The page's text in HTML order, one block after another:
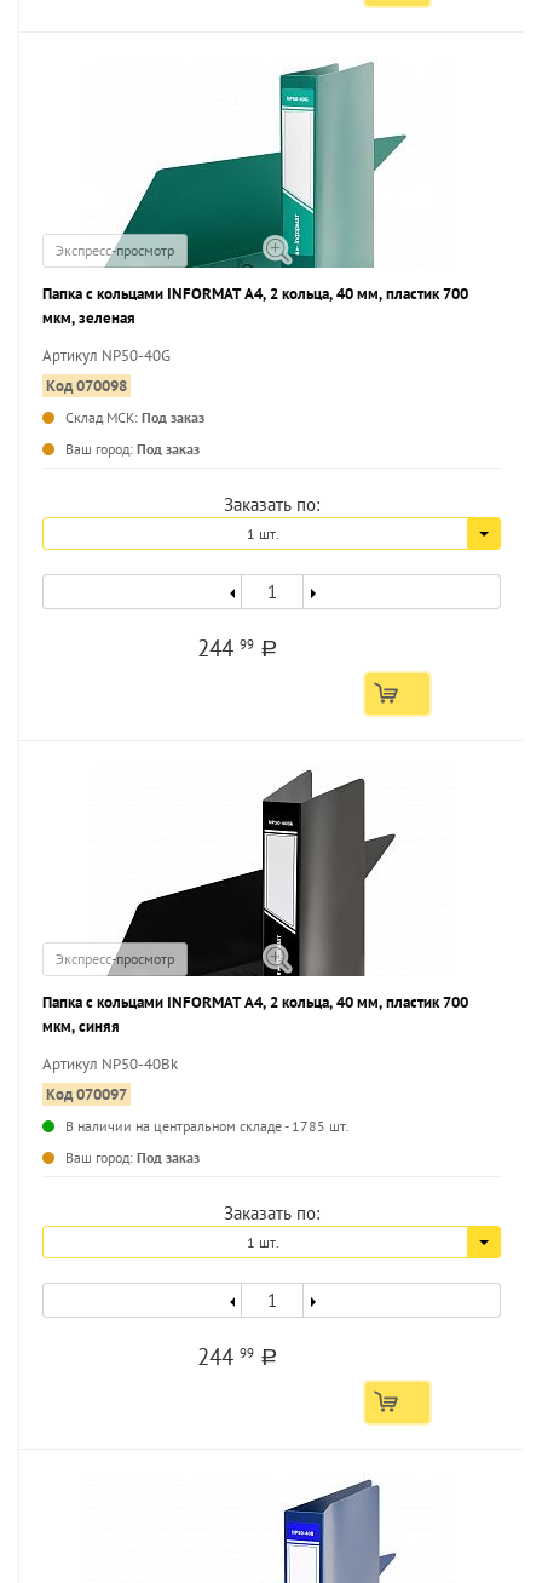
Экспресс-просмотр
Папка с кольцами INFORMAT А4, 2 кольца, 40 мм, пластик 700
мкм, зеленая
Артикул NP50-40G
Код 070098
Склад МСК: Под заказ
Ваш город: Под заказ
Заказать по:
1 шт.
24499 a
Экспресс-просмотр
Папка с кольцами INFORMAT А4, 2 кольца, 40 мм, пластик 700
мкм, синяя
Артикул NP50-40Bk
Код 070097
В наличии на центральном складе - 1785 шт.
Ваш город: Под заказ
Заказать по:
1 шт.
24499 a